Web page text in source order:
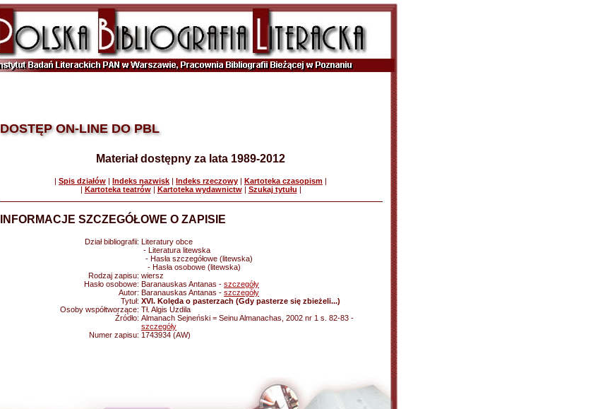
DOSTĘP ON-LINE DO PBL
Materiał dostępny za lata 1989-2012
| Spis działów | Indeks nazwisk | Indeks rzeczowy | Kartoteka czasopism |
| Kartoteka teatrów| Kartoteka wydawnictw| Szukaj tytułu |
INFORMACJE SZCZEGÓŁOWE O ZAPISIE
Dział bibliografii: Literatury obce
- Literatura litewska
- Hasła szczegółowe (litewska)
- Hasła osobowe (litewska)
Rodzaj zapisu: wiersz
Hasło osobowe: Baranauskas Antanas - szczegóły
Autor: Baranauskas Antanas - szczegóły
Tytuł: XVI. Kolęda o pasterzach (Gdy pasterze się zbieżeli...)
Osoby współtworzące: Tł. Algis Uzdila
Źródło: Almanach Sejneński = Seinu Almanachas, 2002 nr 1 s. 82-83 -
szczegóły
Numer zapisu: 1743934 (AW)